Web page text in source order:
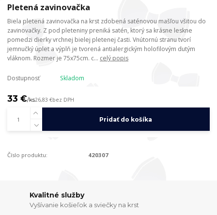
Pletená zavinovačka
Biela pletená zavinovačka na krst zdobená saténovou mašľou všitou do
zavinovačky. Z pod pleteniny preniká satén, ktorý sa krásne leskne
pomedzi dierky vrchnej bielej pletenej časti. Vnútornú stranu tvorí
jemnučký úplet a výplň je tvorená antialergickým holofilovým dutým
vláknom. Rozmer je 75x75cm. c... celý popis
Dostupnosť Skladom
33 €/ks26,83 €bez DPH
Pridať do košíka
Číslo produktu: 420307
Kvalitné služby
Vyšívanie košieľok a sviečky na krst